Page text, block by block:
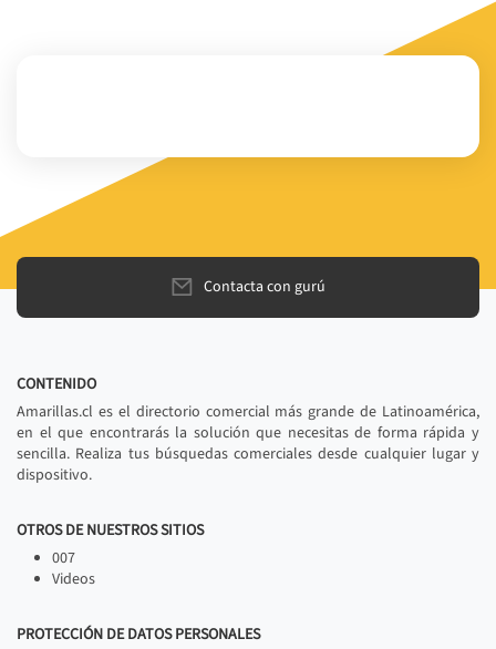
Contacta con gurú
CONTENIDO
Amarillas.cl es el directorio comercial más grande de Latinoamérica,
en el que encontrarás la solución que necesitas de forma rápida y
sencilla. Realiza tus búsquedas comerciales desde cualquier lugar y
dispositivo.
OTROS DE NUESTROS SITIOS
007
Videos
PROTECCIÓN DE DATOS PERSONALES